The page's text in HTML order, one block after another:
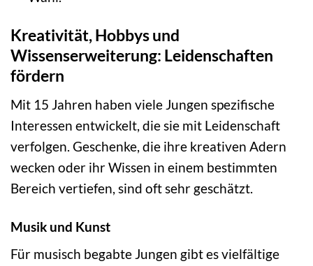
Kreativität, Hobbys und
Wissenserweiterung: Leidenschaften
fördern
Mit 15 Jahren haben viele Jungen spezifische
Interessen entwickelt, die sie mit Leidenschaft
verfolgen. Geschenke, die ihre kreativen Adern
wecken oder ihr Wissen in einem bestimmten
Bereich vertiefen, sind oft sehr geschätzt.
Musik und Kunst
Für musisch begabte Jungen gibt es vielfältige